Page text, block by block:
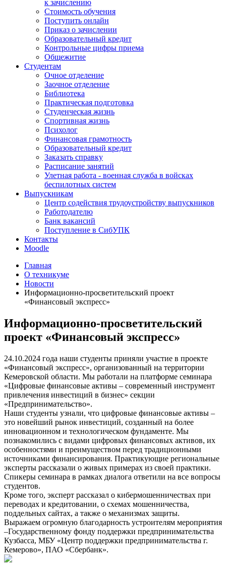
к зачислению
Стоимость обучения
Поступить онлайн
Приказ о зачислении
Образовательный кредит
Контрольные цифры приема
Общежитие
Студентам
Очное отделение
Заочное отделение
Библиотека
Практическая подготовка
Студенческая жизнь
Спортивная жизнь
Психолог
Финансовая грамотность
Образовательный кредит
Заказать справку
Расписание занятий
Улетная работа - военная служба в войсках
беспилотных систем
Выпускникам
Центр содействия трудоустройству выпускников
Работодателю
Банк вакансий
Поступление в СибУПК
Контакты
Moodle
Главная
О техникуме
Новости
Информационно-просветительский проект
«Финансовый экспресс»
Информационно-просветительский
проект «Финансовый экспресс»
24.10.2024 года наши студенты приняли участие в проекте
«Финансовый экспресс», организованный на территории
Кемеровской области. Мы работали на платформе семинара
«Цифровые финансовые активы – современный инструмент
привлечения инвестиций в бизнес» секции
«Предпринимательство».
Наши студенты узнали, что цифровые финансовые активы –
это новейший рынок инвестиций, созданный на более
инновационном и технологическом фундаменте. Мы
познакомились с видами цифровых финансовых активов, их
особенностями и преимуществом перед традиционными
источниками финансирования. Практикующие региональные
эксперты рассказали о живых примерах из своей практики.
Спикеры семинара в рамках диалога ответили на все вопросы
студентов.
Кроме того, эксперт рассказал о кибермошенничествах при
переводах и кредитовании, о схемах мошенничества,
поддельных сайтах, а также о механизмах защиты.
Выражаем огромную благодарность устроителям мероприятия
–Государственному фонду поддержки предпринимательства
Кузбасса, МБУ «Центр поддержки предпринимательства г.
Кемерово», ПАО «Сбербанк».